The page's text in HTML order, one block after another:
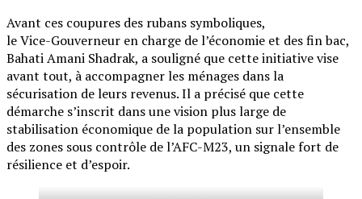
Avant ces coupures des rubans symboliques,
le Vice-Gouverneur en charge de l’économie et des fin bac,
Bahati Amani Shadrak, a souligné que cette initiative vise
avant tout, à accompagner les ménages dans la
sécurisation de leurs revenus. Il a précisé que cette
démarche s’inscrit dans une vision plus large de
stabilisation économique de la population sur l’ensemble
des zones sous contrôle de l’AFC-M23, un signale fort de
résilience et d’espoir.